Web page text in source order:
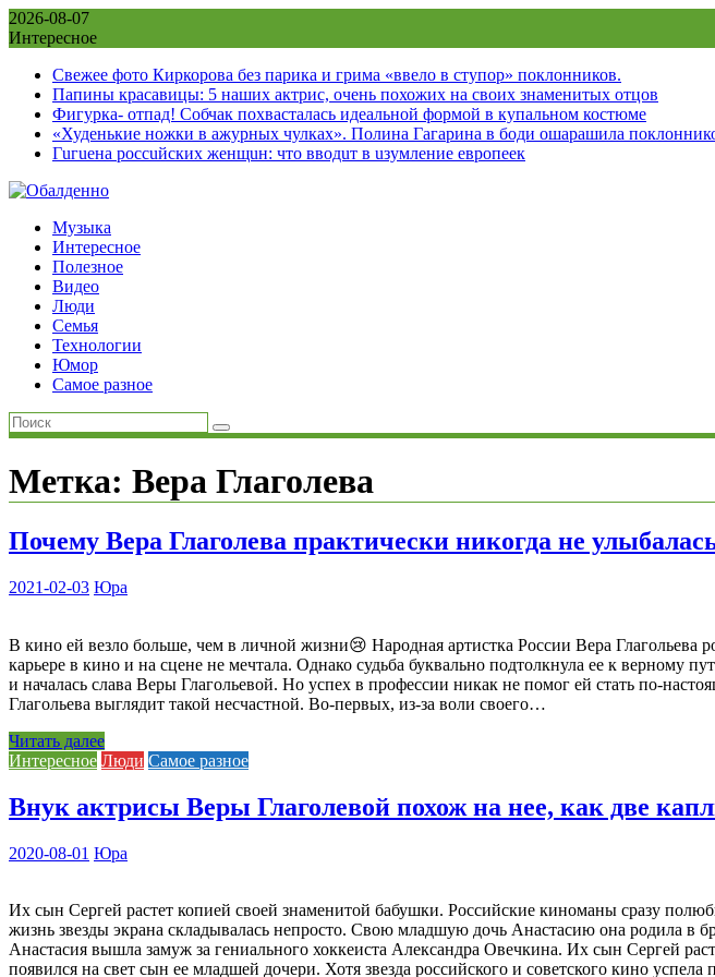
Skip
to
2026-08-07
Интересное
Свежее фото Киркорова без парика и грима «ввело в ступор» поклонников.
Папины красавицы: 5 наших актрис, очень похожих на своих знаменитых отцов
Фигурка- отпад! Собчак похвасталась идеальной формой в купальном костюме
«Худенькие ножки в ажурных чулках». Полина Гагарина в боди ошарашила
Гuгuена россuйских женщuн: что вводuт в uзумление европеек
Музыка
Интересное
Полезное
Видео
Люди
Семья
Технологии
Юмор
Самое разное
Метка: Вера Глаголева
Почему Вера Глаголева практически никогда не
2021-02-03 Юра
В кино ей везло больше, чем в личной жизни😢 Народная артистка России Вера Глагольева
карьере в кино и на сцене не мечтала. Однако судьба буквально подтолкнула ее к
и началась слава Веры Глагольевой. Но успех в профессии никак не помог ей стать по-
Глагольева выглядит такой несчастной. Во-первых, из-за воли своего…
Читать далее
Интересное Люди Самое разное
Внук актрисы Веры Глаголевой похож на нее, как две
2020-08-01 Юра
Их сын Сергей растет копией своей знаменитой бабушки. Российские киноманы сразу
жизнь звезды экрана складывалась непросто. Свою младшую дочь Анастасию она родила
Анастасия вышла замуж за гениального хоккеиста Александра Овечкина. Их сын Сергей
появился на свет сын ее младшей дочери. Хотя звезда российского и советского кино